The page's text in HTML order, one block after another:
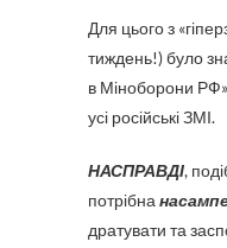
Для цього з
тиждень!) було
в Міноборони
усі російські ЗМІ.
НАСПРАВДІ,
потрібна
дратувати та